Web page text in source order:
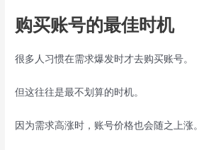
购买账号的最佳时机
很多人习惯在需求爆发时才去购买账号。
但这往往是最不划算的时机。
因为需求高涨时，账号价格也会随之上涨。